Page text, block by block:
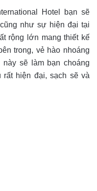
Hotel bạn sẽ
như sự hiện đại tại
rộng lớn mang thiết kế
trong, vẻ hào nhoáng
sẽ làm bạn choáng
hiện đại, sạch sẽ và